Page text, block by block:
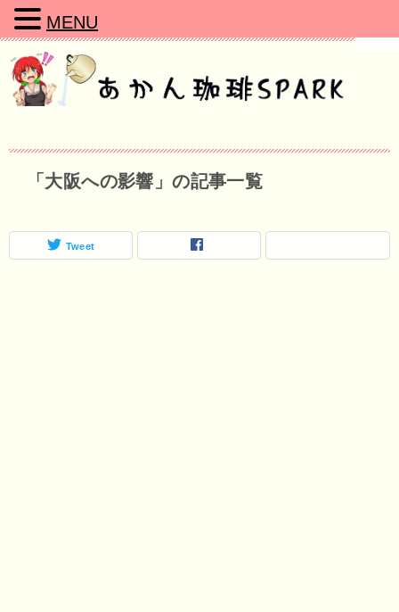
「大阪への影響」の記事一覧
Tweet
MENU